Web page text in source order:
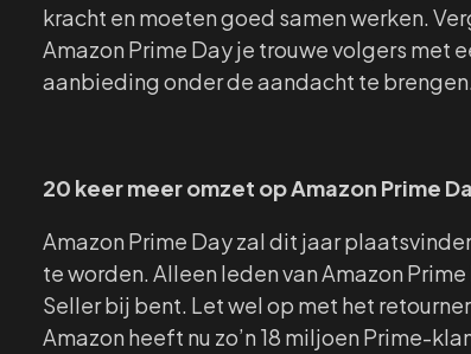
kracht en moeten goed samen werken.
Amazon Prime Day je trouwe volgers met
aanbieding onder de aandacht te brengen.
20 keer meer omzet op Amazon Prime
Amazon Prime Day zal dit jaar
te worden. Alleen leden van Amazon
Seller bij bent. Let wel op met het
Amazon heeft nu zo’n 18 miljoen Prime-